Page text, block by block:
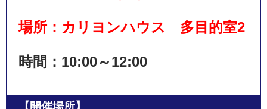
場所： カリヨンハウス 多目的室2
時間：10:00～12:00
【開催場所】